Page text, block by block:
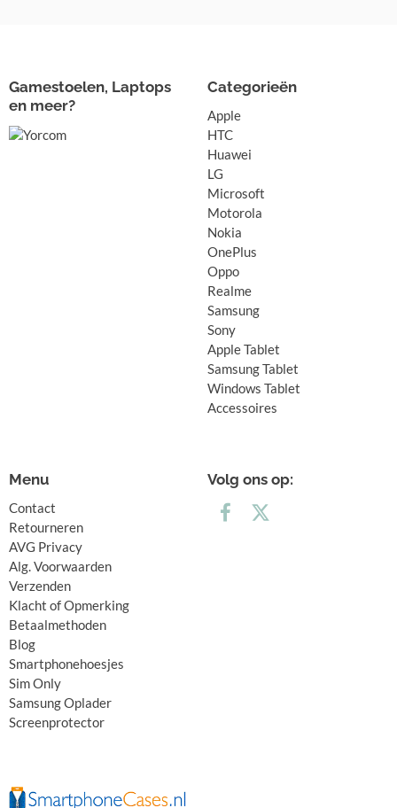
Categorieën
Apple
HTC
Huawei
LG
Microsoft
Motorola
Nokia
OnePlus
Oppo
Realme
Samsung
Sony
Apple Tablet
Samsung Tablet
Windows Tablet
Accessoires
Menu
Contact
Retourneren
AVG Privacy
Alg. Voorwaarden
Verzenden
Klacht of Opmerking
Betaalmethoden
Blog
Smartphonehoesjes
Sim Only
Samsung Oplader
Screenprotector
Volg ons op:
Gamestoelen, Laptops
en meer?